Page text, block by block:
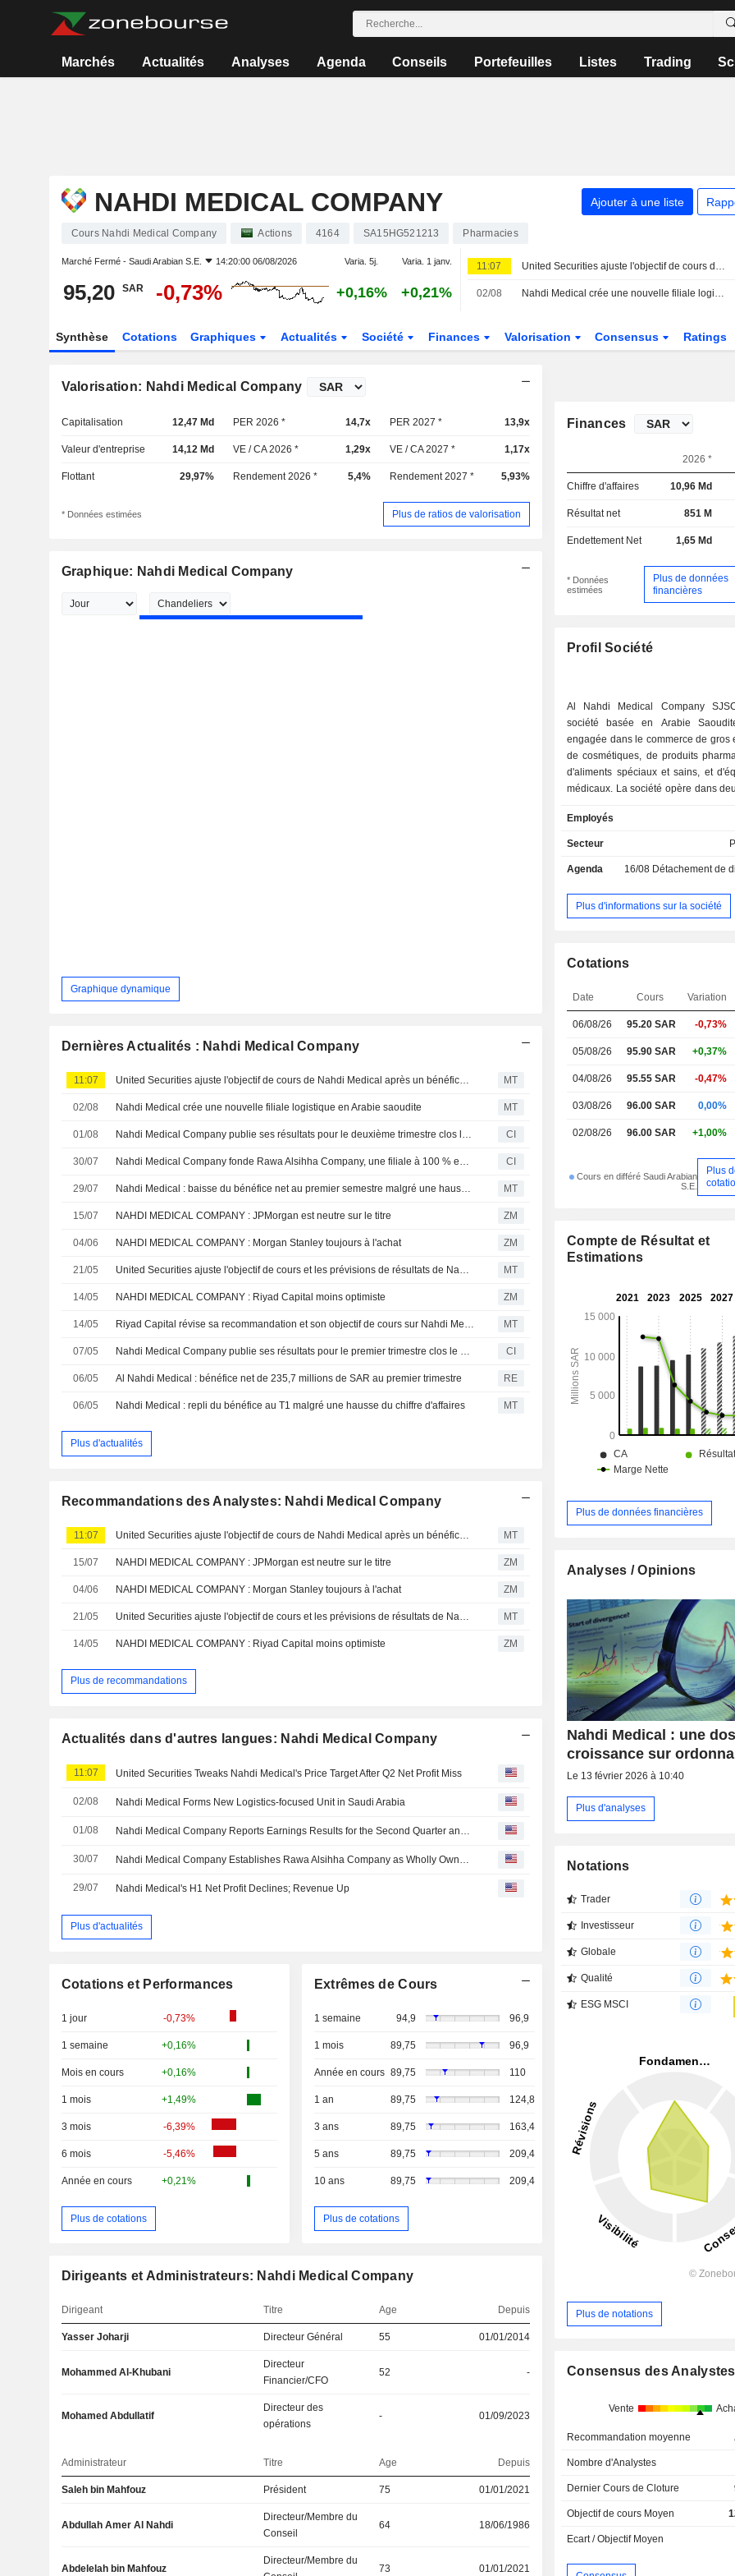
Marchés Actualités Analyses Agenda Conseils Portefeuilles Listes Trading
NAHDI MEDICAL COMPANY Ajouter à une liste
Cours Nahdi Medical Company Actions 4164 SA15HG521213 Pharmacies
Marché Fermé - Saudi Arabian S.E. 14:20:00 06/08/2026 Varia. 5j. Varia. 1 janv.
95,20 SAR -0,73% +0,16% +0,21%
11:07 United Securities ajuste l'objectif de cours de Nahdi Medical après un bénéfice net inférieur aux attentes au deuxième trimestre
02/08 Nahdi Medical crée une nouvelle filiale logistique en Arabie saoudite
Synthèse Cotations Graphiques Actualités Société Finances Valorisation Consensus Ratings
Valorisation: Nahdi Medical Company
Capitalisation 12,47 Md PER 2026 * 14,7x PER 2027 * 13,9x
Valeur d'entreprise 14,12 Md VE / CA 2026 * 1,29x VE / CA 2027 * 1,17x
Flottant 29,97% Rendement 2026 * 5,4% Rendement 2027 * 5,93%
* Données estimées Plus de ratios de valorisation
Graphique: Nahdi Medical Company
Graphique dynamique
Dernières Actualités : Nahdi Medical Company
11:07 United Securities ajuste l'objectif de cours de Nahdi Medical après un bénéfice net inférieur aux attentes au deuxième trimestre MT
02/08 Nahdi Medical crée une nouvelle filiale logistique en Arabie saoudite MT
01/08 Nahdi Medical Company publie ses résultats pour le deuxième trimestre clos le 30 juin 2026 CI
30/07 Nahdi Medical Company fonde Rawa Alsihha Company, une filiale à 100 % en Arabie saoudite CI
29/07 Nahdi Medical : baisse du bénéfice net au premier semestre malgré une hausse du chiffre d'affaires MT
15/07 NAHDI MEDICAL COMPANY : JPMorgan est neutre sur le titre ZM
04/06 NAHDI MEDICAL COMPANY : Morgan Stanley toujours à l'achat ZM
21/05 United Securities ajuste l'objectif de cours et les prévisions de résultats de Nahdi Medical Co après le T1 MT
14/05 NAHDI MEDICAL COMPANY : Riyad Capital moins optimiste ZM
14/05 Riyad Capital révise sa recommandation et son objectif de cours sur Nahdi Medical après les résultats du T1 MT
07/05 Nahdi Medical Company publie ses résultats pour le premier trimestre clos le 31 mars 2026 CI
06/05 Al Nahdi Medical : bénéfice net de 235,7 millions de SAR au premier trimestre RE
06/05 Nahdi Medical : repli du bénéfice au T1 malgré une hausse du chiffre d'affaires MT
Plus d'actualités
Recommandations des Analystes: Nahdi Medical Company
11:07 MT
15/07 NAHDI MEDICAL COMPANY : JPMorgan est neutre sur le titre ZM
04/06 NAHDI MEDICAL COMPANY : Morgan Stanley toujours à l'achat ZM
21/05 MT
14/05 NAHDI MEDICAL COMPANY : Riyad Capital moins optimiste ZM
Plus de recommandations
Actualités dans d'autres langues: Nahdi Medical Company
11:07 United Securities Tweaks Nahdi Medical's Price Target After Q2 Net Profit Miss
02/08 Nahdi Medical Forms New Logistics-focused Unit in Saudi Arabia
01/08
30/07
29/07 Nahdi Medical's H1 Net Profit Declines; Revenue Up
Plus d'actualités
Cotations et Performances
1 jour -0,73%
1 semaine +0,16%
Mois en cours +0,16%
1 mois +1,49%
3 mois -6,39%
6 mois -5,46%
Année en cours +0,21%
Plus de cotations
Extrêmes de Cours
1 semaine 94,9 96,9
1 mois 89,75 96,9
Année en cours 89,75 110
1 an 89,75 124,8
3 ans 89,75 163,4
5 ans 89,75 209,4
10 ans 89,75 209,4
Plus de cotations
Dirigeants et Administrateurs: Nahdi Medical Company
Dirigeant Titre Age Depuis
Yasser Joharji Directeur Général 55 01/01/2014
Mohammed Al-Khubani
Directeur
Financier/CFO
52 -
Mohamed Abdullatif
Directeur des
opérations
- 01/09/2023
Administrateur Titre Age Depuis
Saleh bin Mahfouz Président 75 01/01/2021
Abdullah Amer Al Nahdi
Directeur/Membre du
Conseil
64 18/06/1986
Abdelelah bin Mahfouz
Directeur/Membre du
73 01/01/2021
Finances
2026 *
Chiffre d'affaires 10,96 Md
Résultat net 851 M
Endettement Net 1,65 Md
* Données
estimées
Plus de données
financières
Profil Société
Al Nahdi Medical Company
société basée en Arabie
engagée dans le commerce de gros
de cosmétiques, de produits
d'aliments spéciaux et sains, et
médicaux. La société opère dans
également des cliniques médicales
par l'intermédiaire de l'une de ses
Limited Company, Al Sakhaa
CO. L.L.C. La société exploite
pharmacies dans le Royaume
Employés
Secteur
Agenda 16/08 Détachement de
Plus d'informations sur la société
Cotations
Date Cours Variation
06/08/26 95.20SAR -0,73%
05/08/26 95.90 SAR +0,37%
04/08/26 95.55 SAR -0,47%
03/08/26 96.00 SAR 0,00%
02/08/26 96.00 SAR +1,00%
Cours en différé Saudi Arabian
S.E.
Plus
Compte de Résultat et
Estimations
Plus de données financières
Analyses / Opinions
Nahdi Medical : une
croissance sur
Le 13 février 2026 à 10:40
Plus d'analyses
Notations
Trader
Investisseur
Globale
Qualité
ESG MSCI
Plus de notations
Consensus des Analystes
Vente
Recommandation moyenne
Nombre d'Analystes
Dernier Cours de Cloture
Objectif de cours Moyen
Ecart / Objectif Moyen